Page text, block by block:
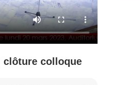
clôture colloque